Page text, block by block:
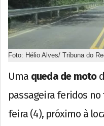
Foto: Hélio Alves/ Tribuna do
Uma queda de moto
passageira feridos
feira (4), próximo à